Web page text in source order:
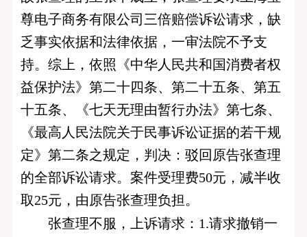
尊电子商务有限公司三倍赔偿诉讼请求，缺
乏事实依据和法律依据，一审法院不予支
持。综上，依照《中华人民共和国消费者权
益保护法》第二十四条、第二十五条、第五
十五条、《七天无理由暂行办法》第七条、
《最高人民法院关于民事诉讼证据的若干规
定》第二条之规定，判决：驳回原告张查理
的全部诉讼请求。案件受理费50元，减半收
取25元，由原告张查理负担。
张查理不服，上诉请求：1.请求撤销一